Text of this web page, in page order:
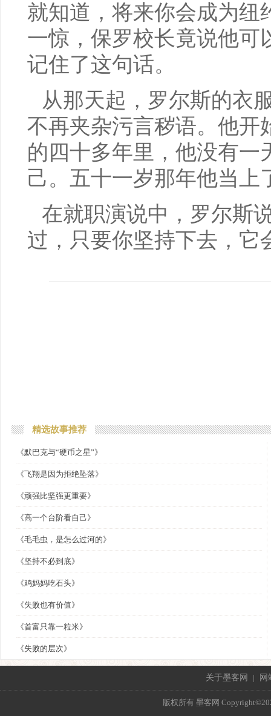
就知道，将来你会成为纽
一惊，保罗校长竟说他可
记住了这句话。
从那天起，罗尔斯的衣
不再夹杂污言秽语。他开
的四十多年里，他没有一
己。五十一岁那年他当上
在就职演说中，罗尔斯
过，只要你坚持下去，它
精选故事推荐
《默巴克与“硬币之星”》
《飞翔是因为拒绝坠落》
《顽强比坚强更重要》
《高一个台阶看自己》
《毛毛虫，是怎么过河的》
《坚持不必到底》
《鸡妈妈吃石头》
《失败也有价值》
《首富只靠一粒米》
《失败的层次》
关于墨客网 | 网
版权所有 墨客网